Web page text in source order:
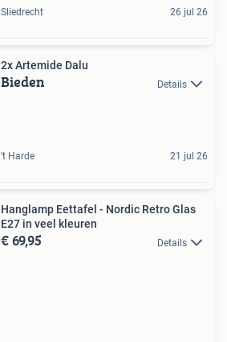
Sliedrecht 26 jul 26
2x Artemide Dalu
Bieden Details
't Harde 21 jul 26
Hanglamp Eettafel - Nordic Retro Glas
E27 in veel kleuren
€ 69,95 Details